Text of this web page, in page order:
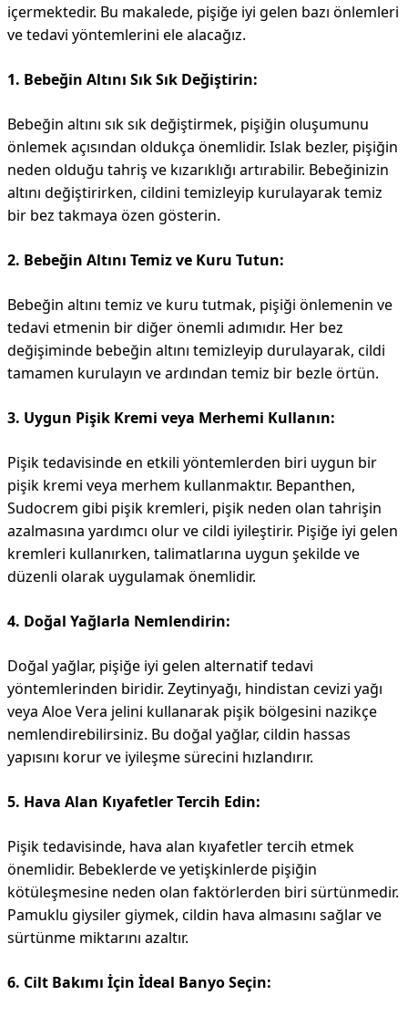
içermektedir. Bu makalede, pişiğe iyi gelen bazı önlemleri
ve tedavi yöntemlerini ele alacağız.
1. Bebeğin Altını Sık Sık Değiştirin:
Bebeğin altını sık sık değiştirmek, pişiğin oluşumunu
önlemek açısından oldukça önemlidir. Islak bezler, pişiğin
neden olduğu tahriş ve kızarıklığı artırabilir. Bebeğinizin
altını değiştirirken, cildini temizleyip kurulayarak temiz
bir bez takmaya özen gösterin.
2. Bebeğin Altını Temiz ve Kuru Tutun:
Bebeğin altını temiz ve kuru tutmak, pişiği önlemenin ve
tedavi etmenin bir diğer önemli adımıdır. Her bez
değişiminde bebeğin altını temizleyip durulayarak, cildi
tamamen kurulayın ve ardından temiz bir bezle örtün.
3. Uygun Pişik Kremi veya Merhemi Kullanın:
Pişik tedavisinde en etkili yöntemlerden biri uygun bir
pişik kremi veya merhem kullanmaktır. Bepanthen,
Sudocrem gibi pişik kremleri, pişik neden olan tahrişin
azalmasına yardımcı olur ve cildi iyileştirir. Pişiğe iyi gelen
kremleri kullanırken, talimatlarına uygun şekilde ve
düzenli olarak uygulamak önemlidir.
4. Doğal Yağlarla Nemlendirin:
Doğal yağlar, pişiğe iyi gelen alternatif tedavi
yöntemlerinden biridir. Zeytinyağı, hindistan cevizi yağı
veya Aloe Vera jelini kullanarak pişik bölgesini nazikçe
nemlendirebilirsiniz. Bu doğal yağlar, cildin hassas
yapısını korur ve iyileşme sürecini hızlandırır.
5. Hava Alan Kıyafetler Tercih Edin:
Pişik tedavisinde, hava alan kıyafetler tercih etmek
önemlidir. Bebeklerde ve yetişkinlerde pişiğin
kötüleşmesine neden olan faktörlerden biri sürtünmedir.
Pamuklu giysiler giymek, cildin hava almasını sağlar ve
sürtünme miktarını azaltır.
6. Cilt Bakımı İçin İdeal Banyo Seçin: